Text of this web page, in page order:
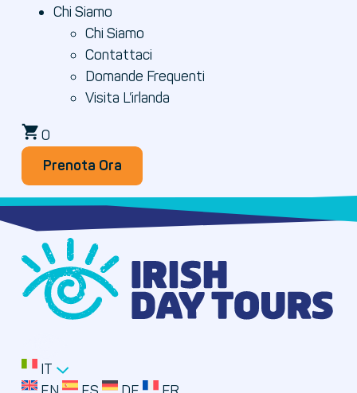
Chi Siamo
Chi Siamo
Contattaci
Domande Frequenti
Visita L’irlanda
0
Prenota Ora
Prenota Ora
IT